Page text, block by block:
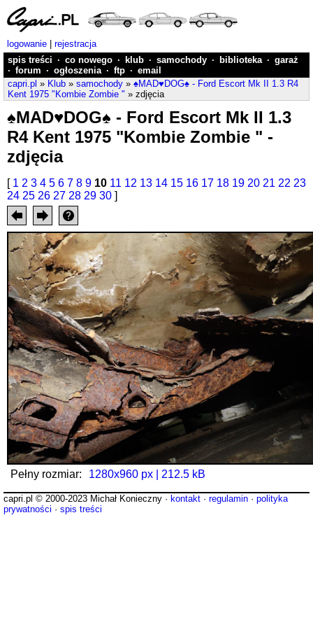
logowanie
rejestracja
spis treści · co nowego · klub · samochody · biblioteka · garaż
· forum · ogłoszenia · ftp · email
capri.pl » Klub » samochody » ♠MAD♥DOG♠ - Ford Escort Mk II 1.3 R4
Kent 1975 "Kombie Zombie " » zdjęcia
♠MAD♥DOG♠ - Ford Escort Mk II 1.3
R4 Kent 1975 "Kombie Zombie " -
zdjęcia
[ 1 2 3 4 5 6 7 8 9 10 11 12 13 14 15 16 17 18 19 20 21 22 23
24 25 26 27 28 29 30 ]
Pełny rozmiar: 1280x960 px | 212.5 kB
capri.pl © 2000-2023 Michał Konieczny · kontakt · regulamin · polityka
prywatności · spis treści